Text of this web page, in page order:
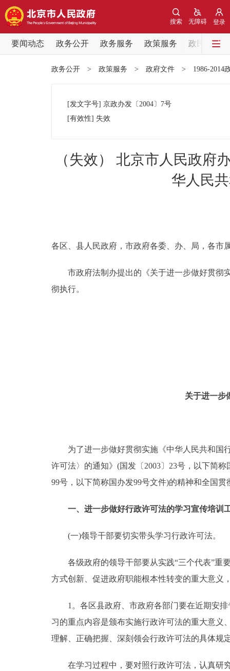
登录
无障碍
搜索
要闻动态 政务公开 政务服务 政策服务
政民互动
党中央精神
政务公开
政务服务
参与调查
走进北京
北京概况
绿色北京
DEUTSCH
政务公开 > 政策服务 > 政府文件 > 1986-2014
[发文字号] 京政办发 〔2004〕 7号
[有效性] 失效
（失效） 北京市人民政府
华人民
各区、县人民政府，市政府各委、办、局，各市
市政府法制办提出的《关于进一步做好贯彻实
彻执行。
关于进一步
为了进一步做好贯彻实施《中华人民共和国行
许可法〉的通知》(国发〔2003〕23号，以下简
99号，以下简称国办发99号文件)的精神和全国
一、进一步做好行政许可法的学习宣传培训
(一)领导干部要切实带头学习行政许可法。
各级政府的领导干部要从实践“三个代表”重要
方式创新、促进政府职能根本性转变的重大意义
1。各区县政府、市政府各部门要在近期安排
习的重点内容是颁布实施行政许可法的重大意义
理解、正确把握、深刻领会行政许可法的具体规
在学习过程中，要对照行政许可法，认真研究